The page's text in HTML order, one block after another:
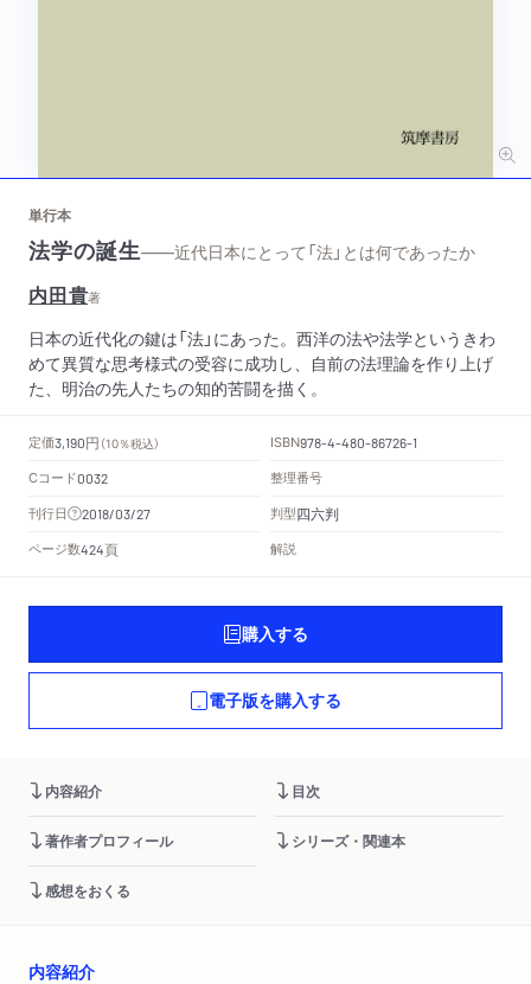
単行本
法学の誕生——近代日本にとって「法」とは何であったか
内田貴著
日本の近代化の鍵は「法」にあった。西洋の法や法学というきわ
めて異質な思考様式の受容に成功し、自前の法理論を作り上げ
た、明治の先人たちの知的苦闘を描く。
定価3,190円 （10％税込） ISBN978-4-480-86726-1
Cコード0032
整理番号
刊行日
2018/03/27 判型四六判
ページ数424頁 解説
購入する
電子版を購入する
内容紹介 目次
著作者プロフィール シリーズ・関連本
感想をおくる
内容紹介